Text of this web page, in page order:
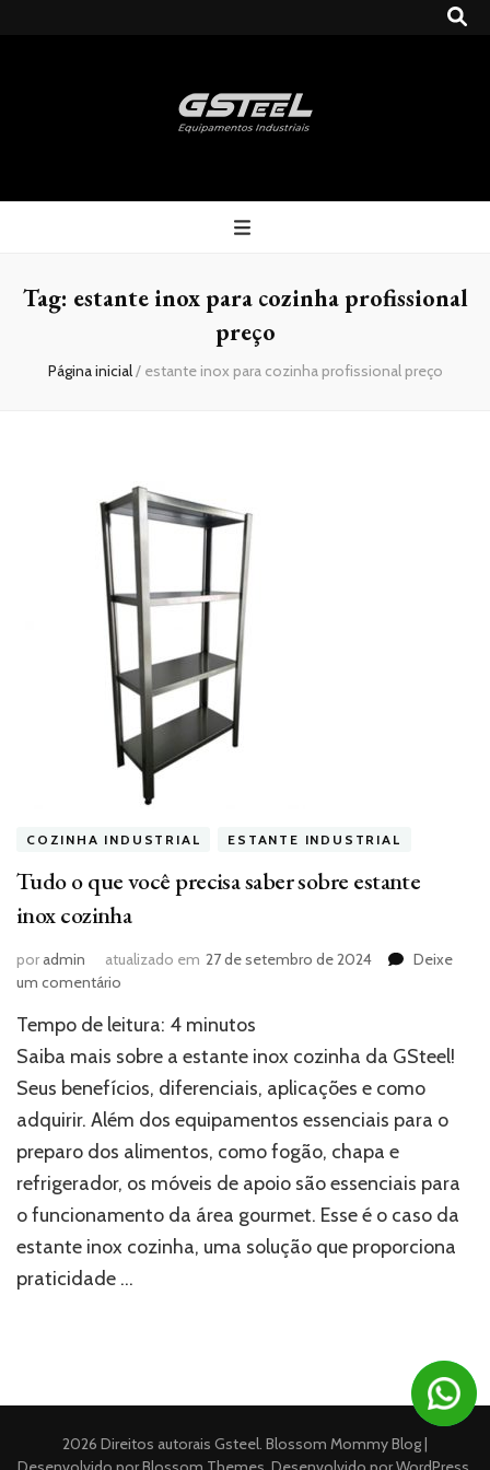
Gsteel
Tag: estante inox para cozinha profissional
preço
Página inicial/ estante inox para cozinha profissional preço
COZINHA INDUSTRIAL ESTANTE INDUSTRIAL
Tudo o que você precisa saber sobre estante
inox cozinha
poradmin atualizado em 27 de setembro de 2024
Deixe
um comentário
o
que
precisa
saber
sobre
estante
inox
cozinha
Tempo de leitura: 4 minutos
Saiba mais sobre a estante inox cozinha da GSteel!
Seus benefícios, diferenciais, aplicações e como
adquirir. Além dos equipamentos essenciais para o
preparo dos alimentos, como fogão, chapa e
refrigerador, os móveis de apoio são essenciais para
o funcionamento da área gourmet. Esse é o caso da
estante inox cozinha, uma solução que proporciona
praticidade …
2026 Direitos autorais Gsteel. Blossom Mommy Blog |